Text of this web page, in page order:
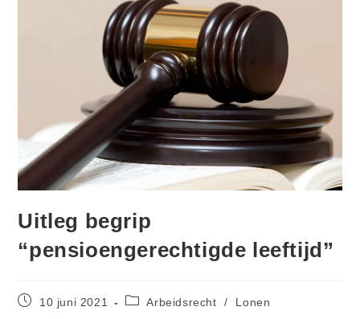
Uitleg begrip
“pensioengerechtigde leeftijd”
10 juni 2021 Arbeidsrecht / Lonen